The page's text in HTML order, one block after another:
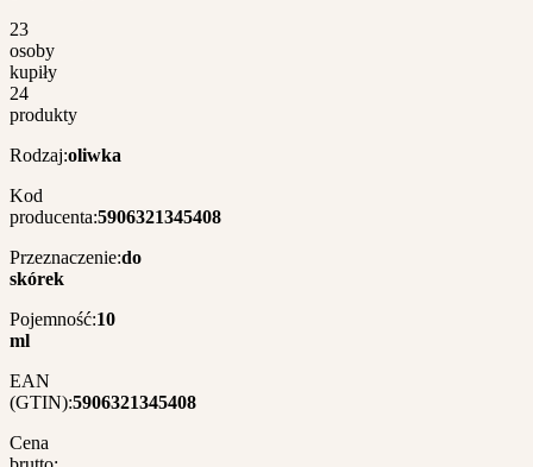
23
osoby
kupiły
24
produkty
Rodzaj:oliwka
Kod
producenta:5906321345408
Przeznaczenie:do
skórek
Pojemność:10
ml
EAN
(GTIN):5906321345408
Cena